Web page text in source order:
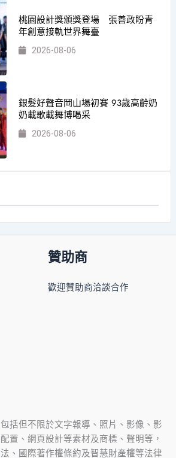
桃園設計獎頒獎登場 張善政盼青
年創意接軌世界舞臺
2026-08-06
銀髮好聲音岡山場初賽 93歲高齡奶
奶載歌載舞博喝采
2026-08-06
贊助商
歡迎贊助商洽談合作
括但不限於文字報導、照片、影像、影
置、網頁設計等素材及商標、聲明等，
、國際著作權條約及智慧財產權等法律